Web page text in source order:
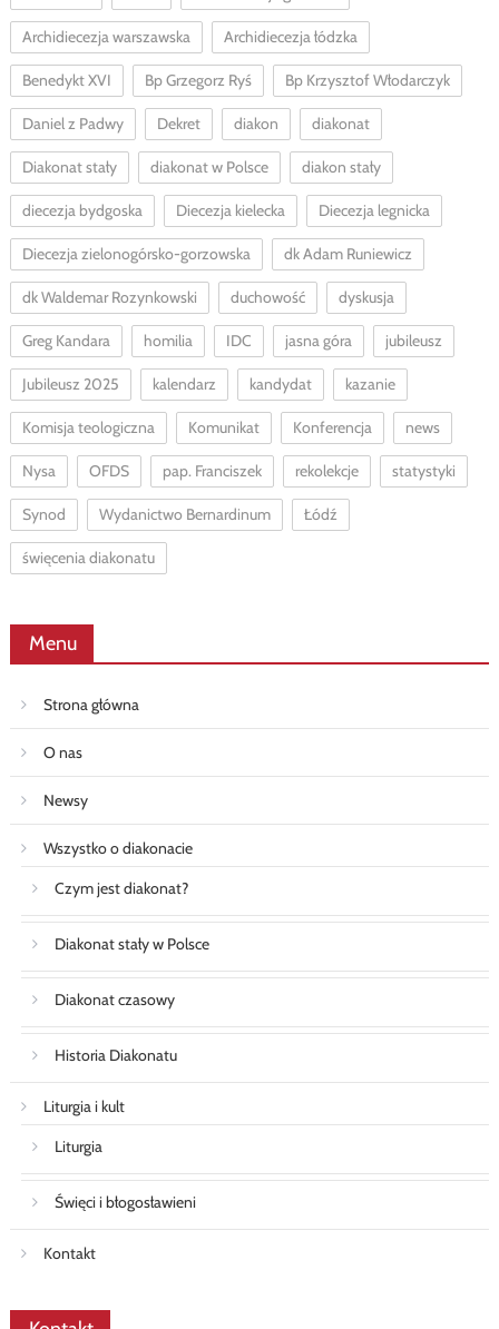
Archidiecezja warszawska Archidiecezja łódzka
Benedykt XVI Bp Grzegorz Ryś Bp Krzysztof Włodarczyk
Daniel z Padwy Dekret diakon diakonat
Diakonat stały diakonat w Polsce diakon stały
diecezja bydgoska Diecezja kielecka Diecezja legnicka
Diecezja zielonogórsko-gorzowska dk Adam Runiewicz
dk Waldemar Rozynkowski duchowość dyskusja
Greg Kandara homilia IDC jasna góra jubileusz
Jubileusz 2025 kalendarz kandydat kazanie
Komisja teologiczna Komunikat Konferencja news
Nysa OFDS pap. Franciszek rekolekcje statystyki
Synod Wydanictwo Bernardinum Łódź
święcenia diakonatu
Menu
Strona główna
O nas
Newsy
Wszystko o diakonacie
Czym jest diakonat?
Diakonat stały w Polsce
Diakonat czasowy
Historia Diakonatu
Liturgia i kult
Liturgia
Święci i błogosławieni
Kontakt